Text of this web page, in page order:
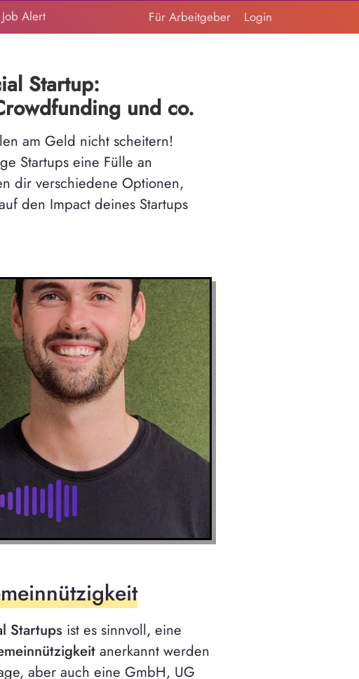
Job Alert Für Arbeitgeber Login
Startup:
und co.
am Geld nicht scheitern!
Startups eine Fülle an
dir verschiedene Optionen,
den Impact deines Startups
Startups ist es sinnvoll, eine
anerkannt werden
aber auch eine GmbH, UG